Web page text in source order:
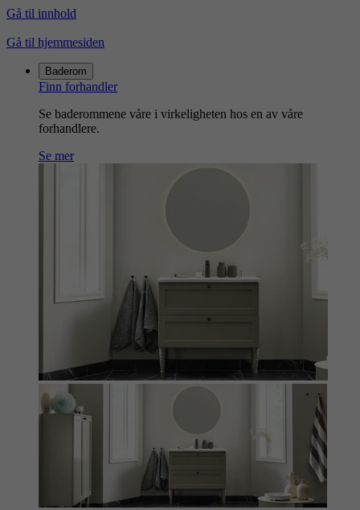
Gå til innhold
Gå til hjemmesiden
Baderom
Finn forhandler
Se baderommene våre i virkeligheten hos en av våre
forhandlere.
Se mer